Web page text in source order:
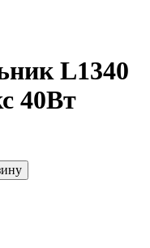
L1340
40Вт